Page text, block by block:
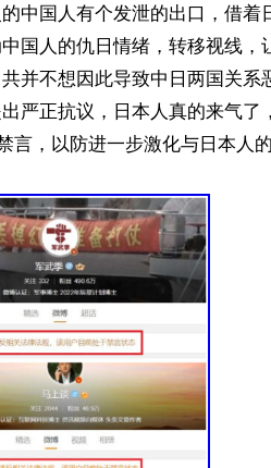
中国人有个发泄的出口，借着
国人的仇日情绪，转移视线，
并不想因此导致中日两国关系
严正抗议，日本人真的来气了，
言，以防进一步激化与日本人的